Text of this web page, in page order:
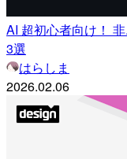
AI 超初心者向け！
3選
はらしま
2026.02.06